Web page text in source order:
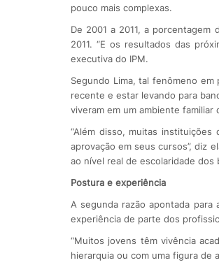
pouco mais complexas.
De 2001 a 2011, a
2011. “E os resultados das
executiva do IPM.
Segundo Lima, tal fenômeno
recente e estar levando para
viveram em um ambiente
“Além disso, muitas
aprovação em seus cursos”, diz
ao nível real de escolaridade dos
Postura e experiência
A segunda razão apontada para
experiência de parte dos
“Muitos jovens têm vivência
hierarquia ou com uma figura de